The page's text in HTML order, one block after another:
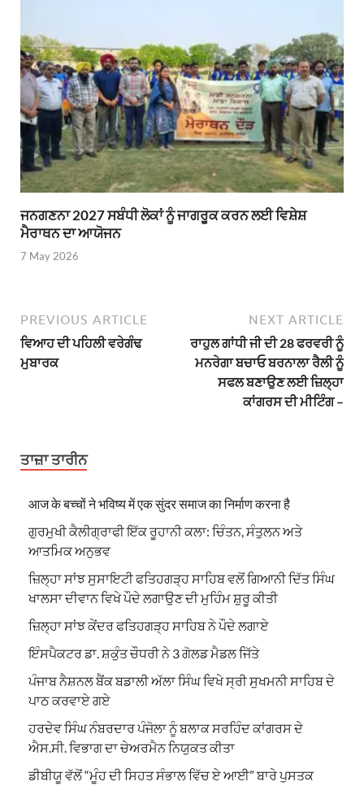
ਜਨਗਣਨਾ 2027 ਸਬੰਧੀ ਲੋਕਾਂ ਨੂੰ ਜਾਗਰੂਕ ਕਰਨ ਲਈ ਵਿਸ਼ੇਸ਼
ਮੈਰਾਥਨ ਦਾ ਆਯੋਜਨ
7 May 2026
PREVIOUS ARTICLE
ਵਿਆਹ ਦੀ ਪਹਿਲੀ ਵਰੇਗੰਢ
ਮੁਬਾਰਕ
NEXT ARTICLE
ਰਾਹੁਲ ਗਾਂਧੀ ਜੀ ਦੀ 28 ਫਰਵਰੀ ਨੂੰ
ਮਨਰੇਗਾ ਬਚਾਓ ਬਰਨਾਲਾ ਰੈਲੀ ਨੂੰ
ਸਫਲ ਬਣਾਉਣ ਲਈ ਜ਼ਿਲ੍ਹਾ
ਕਾਂਗਰਸ ਦੀ ਮੀਟਿੰਗ –
ਤਾਜ਼ਾ ਤਾਰੀਨ
आज के बच्चों ने भविष्य में एक सुंदर समाज का निर्माण करना है
ਗੁਰਮੁਖੀ ਕੈਲੀਗ੍ਰਾਫੀ ਇੱਕ ਰੂਹਾਨੀ ਕਲਾ: ਚਿੰਤਨ, ਸੰਤੁਲਨ ਅਤੇ
ਆਤਮਿਕ ਅਨੁਭਵ
ਜ਼ਿਲ੍ਹਾ ਸਾਂਝ ਸੁਸਾਇਟੀ ਫਤਿਹਗੜ੍ਹ ਸਾਹਿਬ ਵਲੋਂ ਗਿਆਨੀ ਦਿੱਤ ਸਿੰਘ
ਖਾਲਸਾ ਦੀਵਾਨ ਵਿਖੇ ਪੌਦੇ ਲਗਾਉਣ ਦੀ ਮੁਹਿੰਮ ਸ਼ੁਰੂ ਕੀਤੀ
ਜ਼ਿਲ੍ਹਾ ਸਾਂਝ ਕੇਂਦਰ ਫਤਿਹਗੜ੍ਹ ਸਾਹਿਬ ਨੇ ਪੌਦੇ ਲਗਾਏ
ਇੰਸਪੈਕਟਰ ਡਾ. ਸ਼ਕੁੰਤ ਚੌਧਰੀ ਨੇ 3 ਗੋਲਡ ਮੈਡਲ ਜਿੱਤੇ
ਪੰਜਾਬ ਨੈਸ਼ਨਲ ਬੈਂਕ ਬਡਾਲੀ ਅੱਲਾ ਸਿੰਘ ਵਿਖੇ ਸ੍ਰੀ ਸੁਖਮਨੀ ਸਾਹਿਬ ਦੇ
ਪਾਠ ਕਰਵਾਏ ਗਏ
ਹਰਦੇਵ ਸਿੰਘ ਨੰਬਰਦਾਰ ਪੰਜੋਲਾ ਨੂੰ ਬਲਾਕ ਸਰਹਿੰਦ ਕਾਂਗਰਸ ਦੇ
ਐਸ.ਸੀ. ਵਿਭਾਗ ਦਾ ਚੇਅਰਮੈਨ ਨਿਯੁਕਤ ਕੀਤਾ
ਡੀਬੀਯੂ ਵੱਲੋਂ “ਮੂੰਹ ਦੀ ਸਿਹਤ ਸੰਭਾਲ ਵਿੱਚ ਏ ਆਈ” ਬਾਰੇ ਪੁਸਤਕ